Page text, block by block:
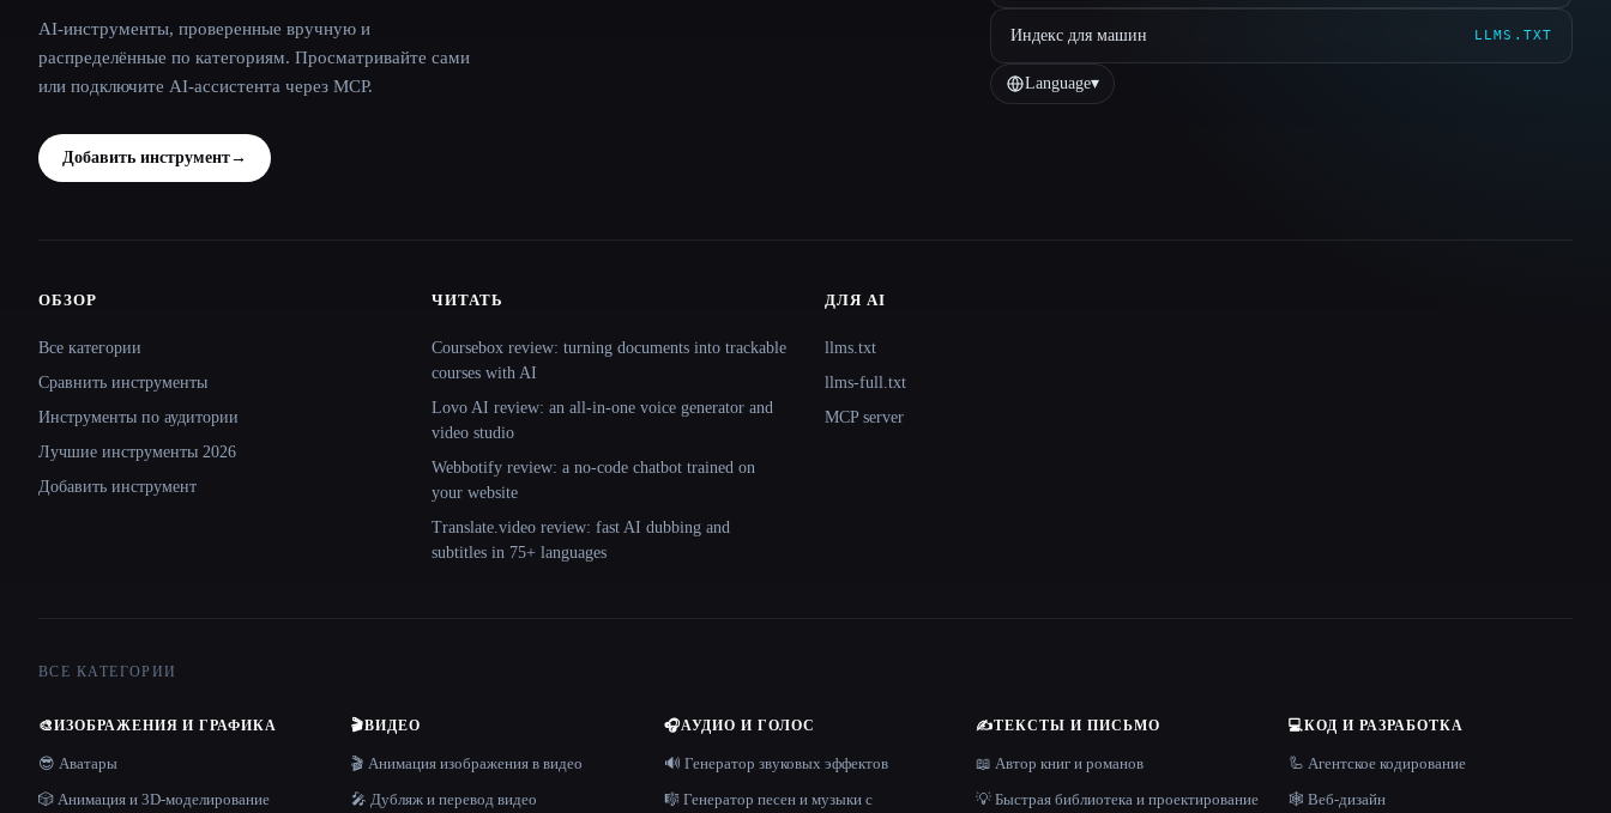
AI-инструменты, проверенные вручную и
распределённые по категориям. Просматривайте сами
или подключите AI-ассистента через MCP.
Добавить инструмент→
Индекс для машин LLMS.TXT
Language▾
Site navigation
ОБЗОР
Все категории
Сравнить инструменты
Инструменты по аудитории
Лучшие инструменты 2026
Добавить инструмент
ЧИТАТЬ
Coursebox review: turning documents into trackable
courses with AI
Lovo AI review: an all-in-one voice generator and
video studio
Webbotify review: a no-code chatbot trained on
your website
Translate.video review: fast AI dubbing and
subtitles in 75+ languages
ДЛЯ AI
llms.txt
llms-full.txt
MCP server
ВСЕ КАТЕГОРИИ
🎨ИЗОБРАЖЕНИЯ И ГРАФИКА
😎 Аватары
🎲 Анимация и 3D-моделирование
🎬ВИДЕО
🎬 Анимация изображения в видео
🎤 Дубляж и перевод видео
🎧АУДИО И ГОЛОС
🔊 Генератор звуковых эффектов
🎼 Генератор песен и музыки с
✍️ТЕКСТЫ И ПИСЬМО
📖 Автор книг и романов
💡 Быстрая библиотека и проектирование
💻КОД И РАЗРАБОТКА
🦾 Агентское кодирование
🕸 Веб-дизайн